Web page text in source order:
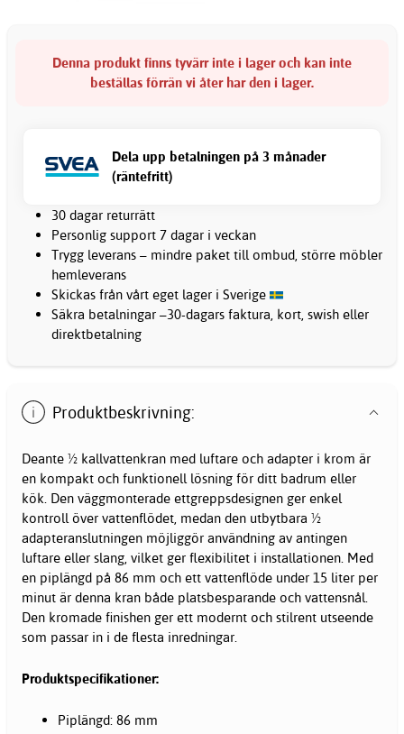
Denna produkt finns tyvärr inte i lager och kan inte
beställas förrän vi åter har den i lager.
Dela upp betalningen på 3 månader
(räntefritt)
30 dagar returrätt
Personlig support 7 dagar i veckan
Trygg leverans – mindre paket till ombud, större möbler
hemleverans
Skickas från vårt eget lager i Sverige
Säkra betalningar –30-dagars faktura, kort, swish eller
direktbetalning
Produktbeskrivning:
Deante ½ kallvattenkran med luftare och adapter i krom är
en kompakt och funktionell lösning för ditt badrum eller
kök. Den väggmonterade ettgreppsdesignen ger enkel
kontroll över vattenflödet, medan den utbytbara ½
adapteranslutningen möjliggör användning av antingen
luftare eller slang, vilket ger flexibilitet i installationen. Med
en piplängd på 86 mm och ett vattenflöde under 15 liter per
minut är denna kran både platsbesparande och vattensnål.
Den kromade finishen ger ett modernt och stilrent utseende
som passar in i de flesta inredningar.
Produktspecifikationer:
Piplängd: 86 mm